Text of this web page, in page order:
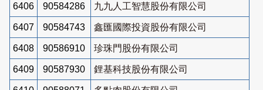
6406 90584286 九九人工智慧股份有限公司
6407 90584743 鑫匯國際投資股份有限公司
6408 90586910 珍珠門股份有限公司
6409 90587930 鋰基科技股份有限公司